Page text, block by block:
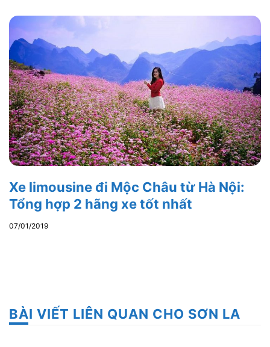
Xe limousine đi Mộc Châu từ Hà Nội:
Tổng hợp 2 hãng xe tốt nhất
07/01/2019
BÀI VIẾT LIÊN QUAN CHO SƠN LA